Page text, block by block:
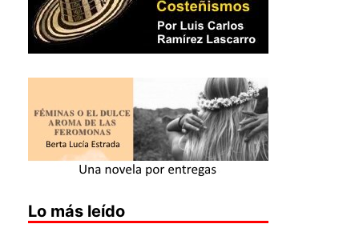
Lo más leído